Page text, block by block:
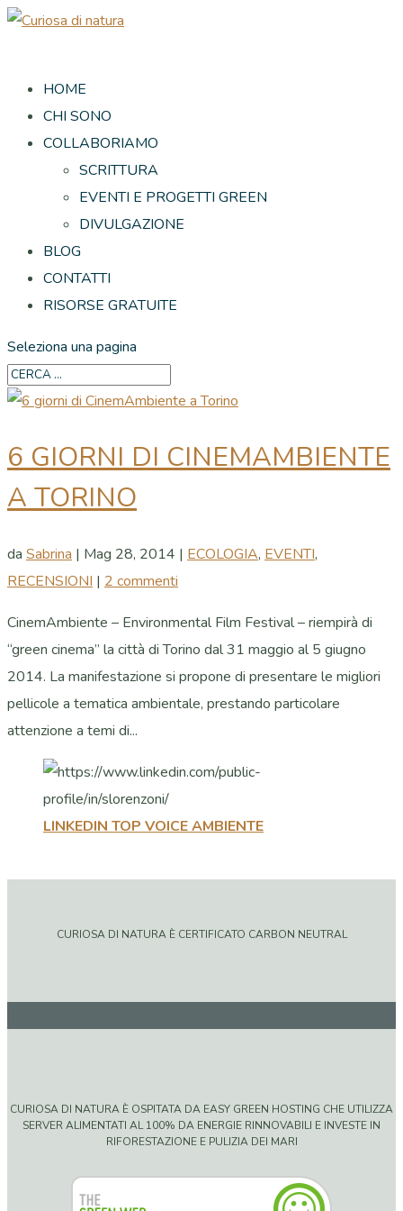
HOME
CHI SONO
COLLABORIAMO
SCRITTURA
EVENTI E PROGETTI GREEN
DIVULGAZIONE
BLOG
CONTATTI
RISORSE GRATUITE
Seleziona una pagina
6 GIORNI DI CINEMAMBIENTE
A TORINO
da Sabrina | Mag 28, 2014 | ECOLOGIA, EVENTI,
RECENSIONI | 2 commenti
CinemAmbiente – Environmental Film Festival – riempirà di
“green cinema” la città di Torino dal 31 maggio al 5 giugno
2014. La manifestazione si propone di presentare le migliori
pellicole a tematica ambientale, prestando particolare
attenzione a temi di...
LINKEDIN TOP VOICE AMBIENTE
CURIOSA DI NATURA È CERTIFICATO CARBON NEUTRAL
CURIOSA DI NATURA È OSPITATA DA EASY GREEN HOSTING CHE UTILIZZA
SERVER ALIMENTATI AL 100% DA ENERGIE RINNOVABILI E INVESTE IN
RIFORESTAZIONE E PULIZIA DEI MARI